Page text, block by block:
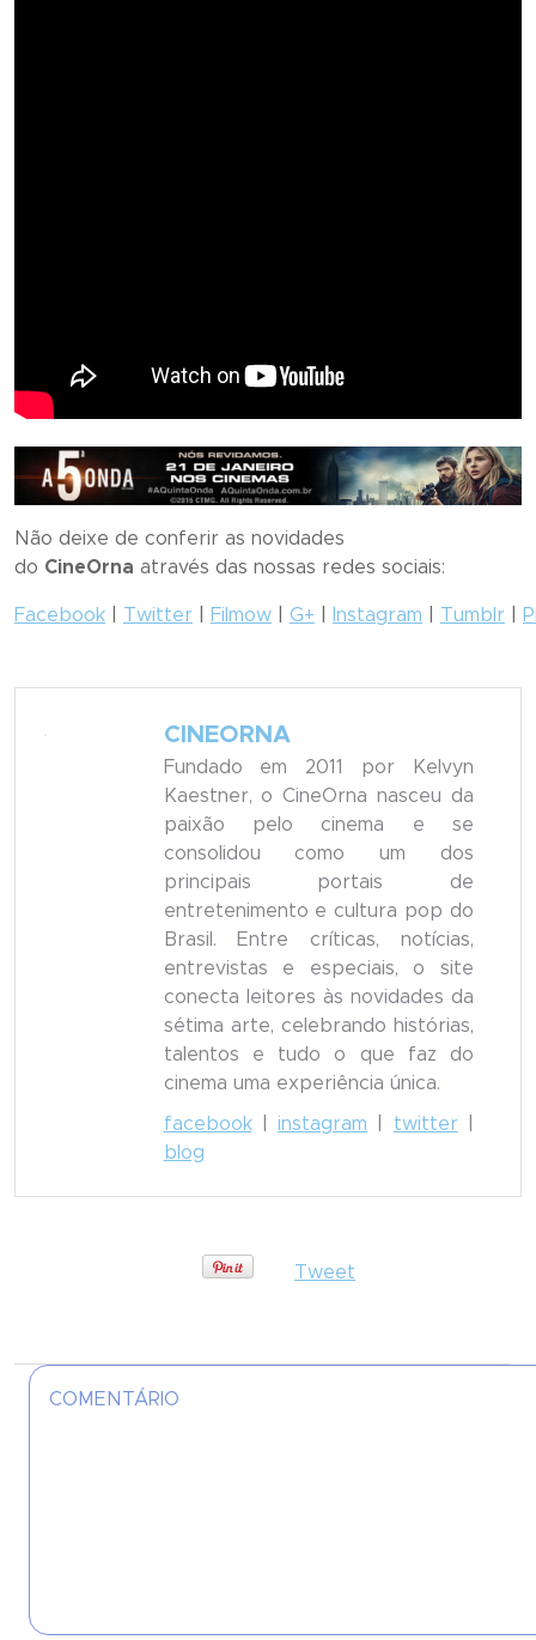
Não deixe de conferir as novidades
do CineOrna através das nossas redes sociais:
Facebook Twitter Filmow G+ Instagram Tumblr
CINEORNA
Fundado em 2011 por Kelvyn
Kaestner, o CineOrna nasceu da
paixão pelo cinema e se
consolidou como um dos
principais portais de
entretenimento e cultura pop do
Brasil. Entre críticas, notícias,
entrevistas e especiais, o site
conecta leitores às novidades da
sétima arte, celebrando histórias,
talentos e tudo o que faz do
cinema uma experiência única.
facebook|instagram twitter|
blog
Tweet